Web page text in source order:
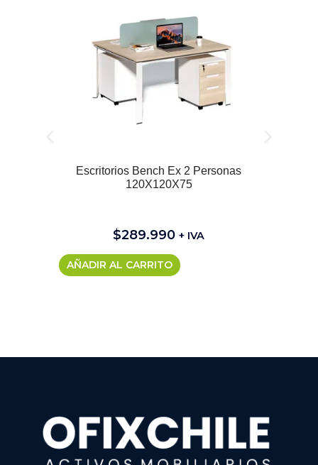
Escritorios Bench Ex 2 Personas
120X120X75
$289.990 + IVA
AÑADIR AL CARRITO